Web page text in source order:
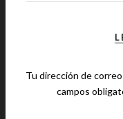
Tu dirección de
campos